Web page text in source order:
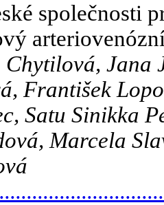
společnosti
Jana
František
Satu Sinikka
Marcela